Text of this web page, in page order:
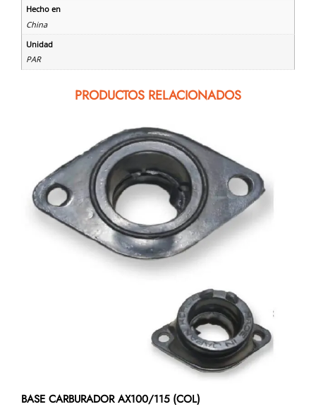
Hecho en
China
Unidad
PAR
PRODUCTOS RELACIONADOS
BASE CARBURADOR AX100/115 (COL)